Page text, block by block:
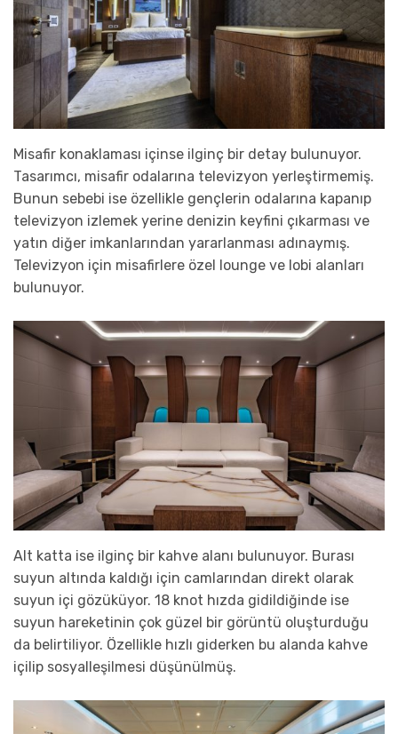
Misafir konaklaması içinse ilginç bir detay bulunuyor.
Tasarımcı, misafir odalarına televizyon yerleştirmemiş.
Bunun sebebi ise özellikle gençlerin odalarına kapanıp
televizyon izlemek yerine denizin keyfini çıkarması ve
yatın diğer imkanlarından yararlanması adınaymış.
Televizyon için misafirlere özel lounge ve lobi alanları
bulunuyor.
Alt katta ise ilginç bir kahve alanı bulunuyor. Burası
suyun altında kaldığı için camlarından direkt olarak
suyun içi gözüküyor. 18 knot hızda gidildiğinde ise
suyun hareketinin çok güzel bir görüntü oluşturduğu
da belirtiliyor. Özellikle hızlı giderken bu alanda kahve
içilip sosyalleşilmesi düşünülmüş.